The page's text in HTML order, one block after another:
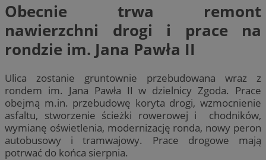
Obecnie trwa remont
nawierzchni drogi i prace na
rondzie im. Jana Pawła II
Ulica zostanie gruntownie przebudowana wraz z
rondem im. Jana Pawła II w dzielnicy Zgoda. Prace
obejmą m.in. przebudowę koryta drogi, wzmocnienie
asfaltu, stworzenie ścieżki rowerowej i chodników,
wymianę oświetlenia, modernizację ronda, nowy peron
autobusowy i tramwajowy. Prace drogowe mają
potrwać do końca sierpnia.